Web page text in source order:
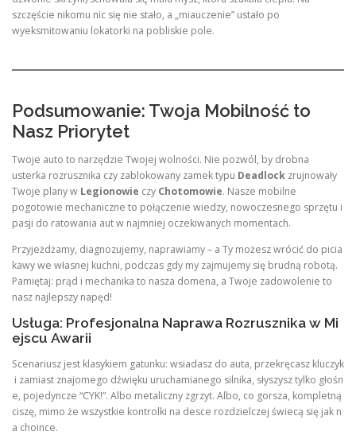
szczęście nikomu nic się nie stało, a „miauczenie” ustało po
wyeksmitowaniu lokatorki na pobliskie pole.
Podsumowanie: Twoja Mobilność to
Nasz Priorytet
Twoje auto to narzędzie Twojej wolności. Nie pozwól, by drobna
usterka rozrusznika czy zablokowany zamek typu Deadlock zrujnowały
Twoje plany w Legionowie czy Chotomowie. Nasze mobilne
pogotowie mechaniczne to połączenie wiedzy, nowoczesnego sprzętu i
pasji do ratowania aut w najmniej oczekiwanych momentach.
Przyjeżdżamy, diagnozujemy, naprawiamy – a Ty możesz wrócić do picia
kawy we własnej kuchni, podczas gdy my zajmujemy się brudną robotą.
Pamiętaj: prąd i mechanika to nasza domena, a Twoje zadowolenie to
nasz najlepszy napęd!
Usługa: Profesjonalna Naprawa Rozrusznika w Mi
ejscu Awarii
Scenariusz jest klasykiem gatunku: wsiadasz do auta, przekręcasz kluczyk
i zamiast znajomego dźwięku uruchamianego silnika, słyszysz tylko głośn
e, pojedyncze “CYK!”. Albo metaliczny zgrzyt. Albo, co gorsza, kompletną
ciszę, mimo że wszystkie kontrolki na desce rozdzielczej świecą się jak n
a choince.